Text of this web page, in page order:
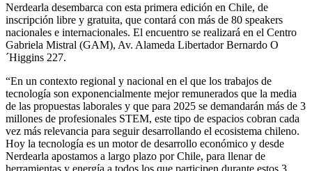
Nerdearla desembarca con esta primera edición en Chile, de
inscripción libre y gratuita, que contará con más de 80 speakers
nacionales e internacionales. El encuentro se realizará en el Centro
Gabriela Mistral (GAM), Av. Alameda Libertador Bernardo O
´Higgins 227.
“En un contexto regional y nacional en el que los trabajos de
tecnología son exponencialmente mejor remunerados que la media
de las propuestas laborales y que para 2025 se demandarán más de 3
millones de profesionales STEM, este tipo de espacios cobran cada
vez más relevancia para seguir desarrollando el ecosistema chileno.
Hoy la tecnología es un motor de desarrollo económico y desde
Nerdearla apostamos a largo plazo por Chile, para llenar de
herramientas y energía a todos los que participen durante estos 3